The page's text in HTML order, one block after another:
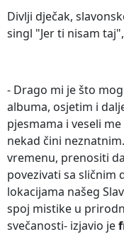
Divlji dječak,
singl "Jer ti nisam
- Drago mi je što
albuma, osjetim i
pjesmama i veseli
nekad čini
vremenu, prenositi
povezivati sa sličnim
lokacijama našeg
spoj mistike u
svečanosti- izjavio je